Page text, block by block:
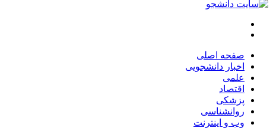
صفحه اصلی
اخبار دانشجویی
علمی
اقتصاد
پزشکی
روانشناسی
وب و اینترنت